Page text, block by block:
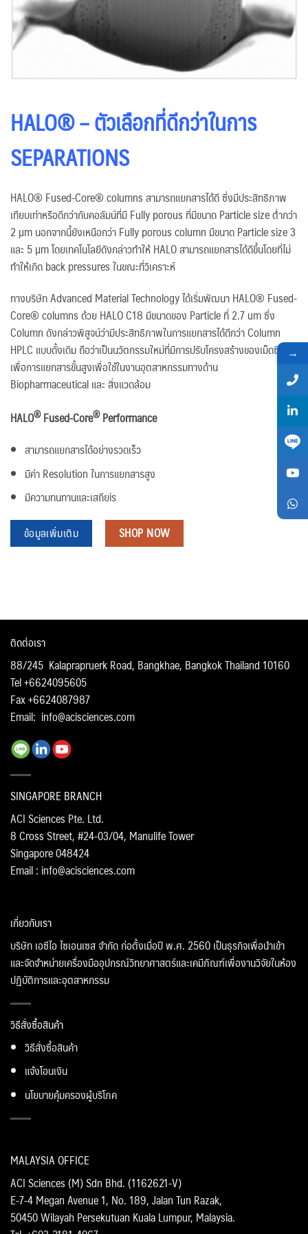
HALO® – ตัวเลือกที่ดีกว่าในการ
SEPARATIONS
HALO® Fused-Core® columns สามารถแยกสารได้ดี ซึ่งมีประสิทธิภาพ
เทียบเท่าหรือดีกว่ากับคอลัมน์ที่มี Fully porous ที่มีขนาด Particle size ต่ำกว่า
2 µm นอกจากนี้ยังเหนือกว่า Fully porous column มีขนาด Particle size 3
และ 5 µm โดยเทคโนโลยีดังกล่าวทำให้ HALO สามารถแยกสารได้ดีขึ้นโดยที่ไม่
ทำให้เกิด back pressures ในขณะที่วิเคราะห์
ทางบริษัท Advanced Material Technology ได้เริ่มพัฒนา HALO® Fused-
Core® columns ด้วย HALO C18 มีขนาดของ Particle ที่ 2.7 um ซึ่ง
Column ดังกล่าวพิสูจน์ว่ามีประสิทธิภาพในการแยกสารได้ดีกว่า Column
HPLC แบบดั้งเดิม ถือว่าเป็นนวัตกรรมใหม่ที่มีการปรับโครงสร้างของเม็ดซิลิกา
เพื่อการแยกสารขั้นสูงเพื่อใช้ในงานอุตสาหกรรมทางด้าน
Biopharmaceutical และ สิ่งแวดล้อม
HALO®Fused-Core®Performance
สามารถแยกสารได้อย่างรวดเร็ว
มีค่า Resolution ในการแยกสารสูง
มีความทนทานและเสถียiร
ข้อมูลเพิ่มเติม SHOP NOW
ติดต่อเรา
88/245 Kalaprapruerk Road, Bangkhae, Bangkok Thailand 10160
Tel +6624095605
Fax +6624087987
Email: info@acisciences.com
SINGAPORE BRANCH
ACI Sciences Pte. Ltd.
8 Cross Street, #24-03/04, Manulife Tower
Singapore 048424
Email : info@acisciences.com
MALAYSIA OFFICE
ACI Sciences (M) Sdn Bhd. (1162621-V)
E-7-4 Megan Avenue 1, No. 189, Jalan Tun Razak,
50450 Wilayah Persekutuan Kuala Lumpur, Malaysia.
เกี่ยวกับเรา
บริษัท เอซีไอ ไซเอนเซส จำกัด ก่อตั้งเมื่อปี พ.ศ. 2560 เป็นธุรกิจเพื่อนำเข้า
และจัดจำหน่ายเครื่องมืออุปกรณ์วิทยาศาสตร์และเคมีภัณฑ์เพื่องานวิจัยในห้อง
ปฏิบัติการและอุตสาหกรรม
วิธีสั่งซื้อสินค้า
วิธีสั่งซื้อสินค้า
แจ้งโอนเงิน
นโยบายคุ้มครองผู้บริโภค
→